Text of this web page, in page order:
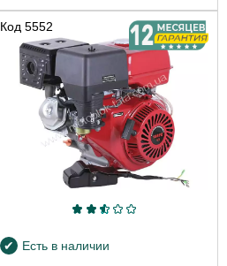
Код 5552
Есть в наличии